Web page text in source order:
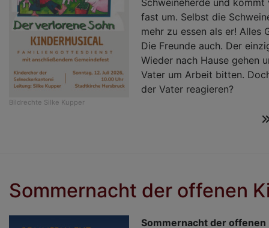
Bildrechte Silke Kupper
fast um. Selbst die
mehr zu essen als er! Alles
Die Freunde auch. Der
Wieder nach Hause gehen
Vater um Arbeit bitten.
der Vater reagieren?
Sommernacht der offenen
Sommernacht der offenen